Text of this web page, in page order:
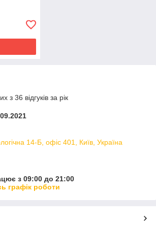
з 36 відгуків за рік
14-Б, офіс 401, Київ, Україна
з 09:00 до 21:00
графік роботи